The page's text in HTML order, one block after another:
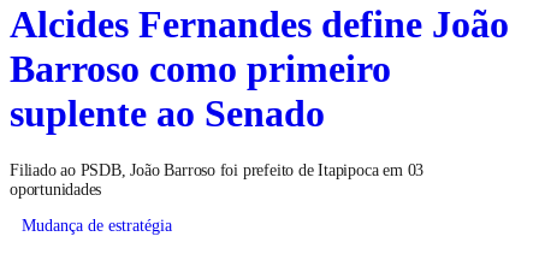
Alcides Fernandes define João
Barroso como primeiro
suplente ao Senado
Filiado ao PSDB, João Barroso foi prefeito de Itapipoca em 03
oportunidades
Mudança de estratégia